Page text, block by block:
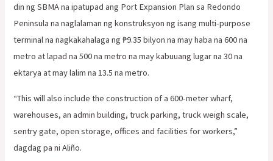
din ng SBMA na ipatupad ang Port Expansion Plan sa Redondo
Peninsula na naglalaman ng konstruksyon ng isang multi-purpose
terminal na nagkakahalaga ng ₱9.35 bilyon na may haba na 600 na
metro at lapad na 500 na metro na may kabuuang lugar na 30 na
ektarya at may lalim na 13.5 na metro.
“This will also include the construction of a 600-meter wharf,
warehouses, an admin building, truck parking, truck weigh scale,
sentry gate, open storage, offices and facilities for workers,”
dagdag pa ni Aliño.